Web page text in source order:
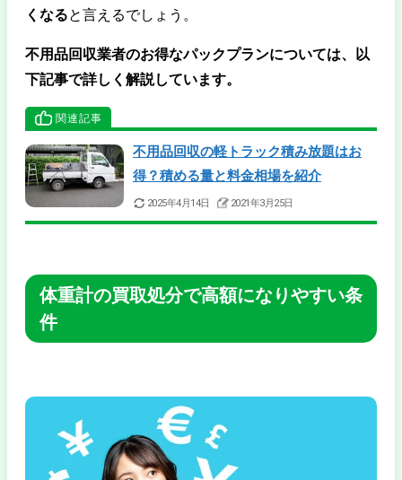
くなると言えるでしょう。
不用品回収業者のお得なパックプランについては、以
下記事で詳しく解説しています。
関連記事
不用品回収の軽トラック積み放題はお
得？積める量と料金相場を紹介
2025年4月14日 2021年3月25日
体重計の買取処分で高額になりやすい条
件